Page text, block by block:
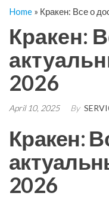
Home » Кракен: Все о
Кракен:
2026
April 10, 2025 By
Кракен:
2026